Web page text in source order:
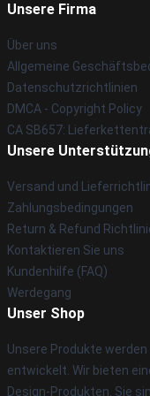
Unsere Firma
Über uns
Allgemeine
Datenschutzrichtlinien
DMCA - Copyright Policy
CA SB657:
Unsere
Versand und
Zahlungsbedingungen
Return & Refund
Kontaktieren Sie uns
Kundenhilfe (FAQ)
Werdegang
Unser Shop
Unsere Produkte
entwickelt. Wir bieten
Design-Produkten. Sie